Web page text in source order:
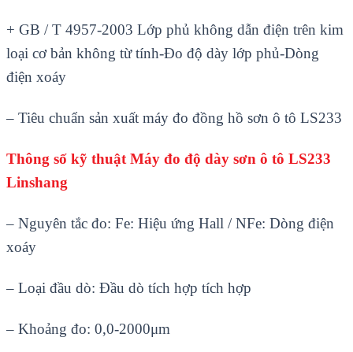
+ GB / T 4957-2003 Lớp phủ không dẫn điện trên kim
loại cơ bản không từ tính-Đo độ dày lớp phủ-Dòng
điện xoáy
– Tiêu chuẩn sản xuất máy đo đồng hồ sơn ô tô LS233
Thông số kỹ thuật Máy đo độ dày sơn ô tô LS233
Linshang
– Nguyên tắc đo: Fe: Hiệu ứng Hall / NFe: Dòng điện
xoáy
– Loại đầu dò: Đầu dò tích hợp tích hợp
– Khoảng đo: 0,0-2000μm